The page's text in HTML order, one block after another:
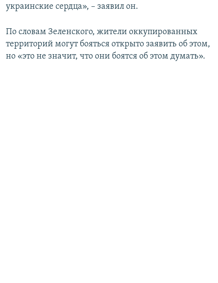
украинские сердца», – заявил он.
По словам Зеленского, жители оккупированных
территорий могут бояться открыто заявить об этом,
но «это не значит, что они боятся об этом думать».